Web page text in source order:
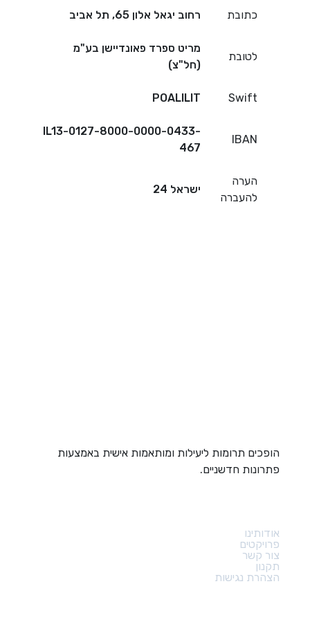
כתובת רחוב יגאל אלון 65, תל אביב
לטובת
מריט ספרד פאונדיישן בע"מ
(חל"צ)
Swift
POALILIT
IBAN
IL13-0127-8000-0000-0433-
467
הערה
להעברה
ישראל 24
הופכים תרומות ליעילות ומותאמות אישית באמצעות
פתרונות חדשניים.
אודותינו
פרויקטים
צור קשר
תקנון
הצהרת נגישות